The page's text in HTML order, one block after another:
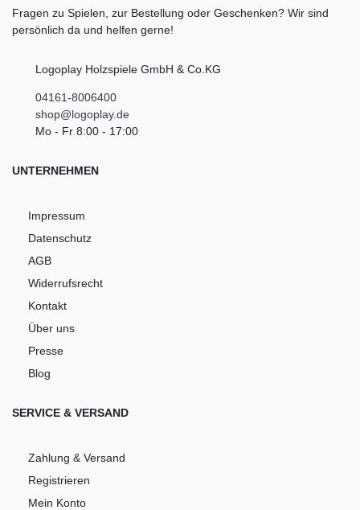
Fragen zu Spielen, zur Bestellung oder Geschenken? Wir sind
persönlich da und helfen gerne!
Logoplay Holzspiele GmbH & Co.KG
04161-8006400
shop@logoplay.de
Mo - Fr 8:00 - 17:00
UNTERNEHMEN
Impressum
Datenschutz
AGB
Widerrufsrecht
Kontakt
Über uns
Presse
Blog
SERVICE & VERSAND
Zahlung & Versand
Registrieren
Mein Konto